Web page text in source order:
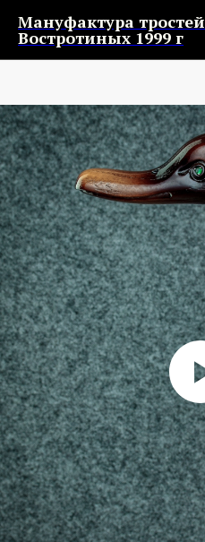
Мануфактура тростей
Востротиных 1999 г